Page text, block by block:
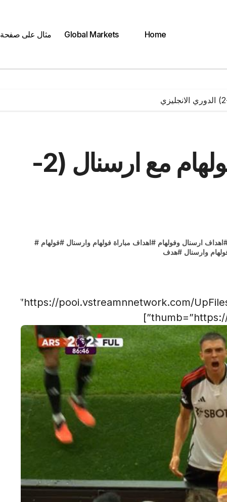
Home
Global Markets مثال على صفحة
بالفيديو | هدف تعادل فولهام مع ارسنال (2-
اهداف ارسنال وفولهام #اهداف مباراة فولهام وارسنال #فولهام #
وارسنال #هدف
url=”https://pooi.vstreamnnetwork.com/